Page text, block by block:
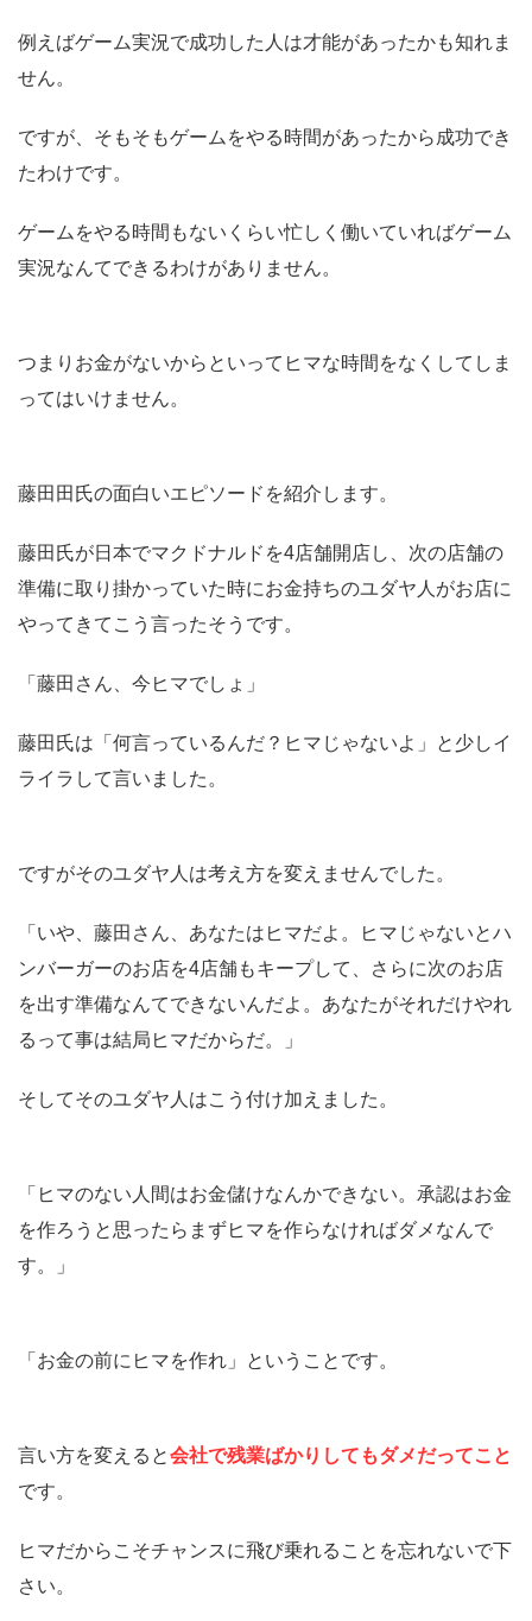
例えばゲーム実況で成功した人は才能があったかも知れま
せん。
ですが、そもそもゲームをやる時間があったから成功でき
たわけです。
ゲームをやる時間もないくらい忙しく働いていればゲーム
実況なんてできるわけがありません。
つまりお金がないからといってヒマな時間をなくしてしま
ってはいけません。
藤田田氏の面白いエピソードを紹介します。
藤田氏が日本でマクドナルドを4店舗開店し、次の店舗の
準備に取り掛かっていた時にお金持ちのユダヤ人がお店に
やってきてこう言ったそうです。
「藤田さん、今ヒマでしょ」
藤田氏は「何言っているんだ？ヒマじゃないよ」と少しイ
ライラして言いました。
ですがそのユダヤ人は考え方を変えませんでした。
「いや、藤田さん、あなたはヒマだよ。ヒマじゃないとハ
ンバーガーのお店を4店舗もキープして、さらに次のお店
を出す準備なんてできないんだよ。あなたがそれだけやれ
るって事は結局ヒマだからだ。」
そしてそのユダヤ人はこう付け加えました。
「ヒマのない人間はお金儲けなんかできない。承認はお金
を作ろうと思ったらまずヒマを作らなければダメなんで
す。」
「お金の前にヒマを作れ」ということです。
言い方を変えると会社で残業ばかりしてもダメだってこと
です。
ヒマだからこそチャンスに飛び乗れることを忘れないで下
さい。